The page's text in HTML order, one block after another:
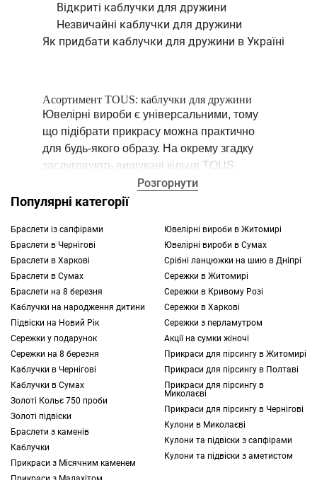
Відкриті каблучки для дружини
Незвичайні каблучки для дружини
Як придбати каблучки для дружини в Україні
Асортимент TOUS: каблучки для дружини
Ювелірні вироби є універсальними, тому
що підібрати прикрасу можна практично
для будь-якого образу. На окрему згадку
заслуговують вишукані кільця TOUS,
представлені безліччю різних моделей. Всі
вони відрізняються за матеріалами
параметрів. Це дозволяє вам легко
підібрати та замовити кільце для дружини,
яке напевно не залишить її байдужою.
Наскільки хорошим подарунком є каблучки для
дружини
Правильно підібрані прикраси — це
чудовий варіант презенту для близької
людини. Це стосується будь-яких ювелірних
виробів, починаючи від комплекту
сережок
закінчуючи тонким
ланцюжком.
Рекомендуємо підбирати каблучки дружині
з низки причин:
Прикраси цього несуть у собі глибокий
символізм. Вони асоціюються з любов'ю та
Розгорнути
Популярні категорії
Браслети із сапфірами
Браслети в Чернігові
Браслети в Харкові
Браслети в Сумах
Браслети на 8 березня
Каблучки на народження дитини
Підвіски на Новий Рік
Сережки у подарунок
Сережки на 8 березня
Каблучки в Чернігові
Каблучки в Сумах
Золоті Кольє 750 проби
Золоті підвіски
Браслети з каменів
Каблучки
Прикраси з Місячним каменем
Ювелірні вироби в Житомирі
Ювелірні вироби в Сумах
Срібні ланцюжки на шию в Дніпрі
Сережки в Житомирі
Сережки в Кривому Розі
Сережки в Харкові
Сережки з перламутром
Акції на сумки жіночі
Прикраси для пірсингу в Житомирі
Прикраси для пірсингу в Полтаві
Прикраси для пірсингу в
Миколаєві
Прикраси для пірсингу в Чернігові
Кулони в Миколаєві
Кулони та підвіски з сапфірами
Кулони та підвіски з аметистом